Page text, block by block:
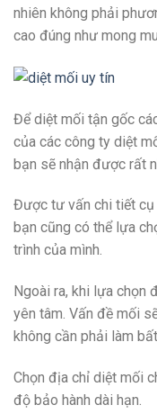
nhiên không phải
cao đúng như mong
Để diệt mối tận gốc
của các công ty diệt
bạn sẽ nhận được rất
Được tư vấn chi tiết cụ
bạn cũng có thể lựa
trình của mình.
Ngoài ra, khi lựa chọn
yên tâm. Vấn đề mối
không cần phải làm
Chọn địa chỉ diệt mối
độ bảo hành dài hạn.